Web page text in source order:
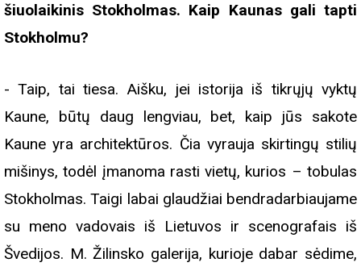
šiuolaikinis Stokholmas. Kaip Kaunas gali tapti
Stokholmu?
- Taip, tai tiesa. Aišku, jei istorija iš tikrųjų vyktų
Kaune, būtų daug lengviau, bet, kaip jūs sakote
Kaune yra architektūros. Čia vyrauja skirtingų stilių
mišinys, todėl įmanoma rasti vietų, kurios – tobulas
Stokholmas. Taigi labai glaudžiai bendradarbiaujame
su meno vadovais iš Lietuvos ir scenografais iš
Švedijos. M. Žilinsko galerija, kurioje dabar sėdime,